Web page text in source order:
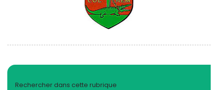
Rechercher dans cette rubrique